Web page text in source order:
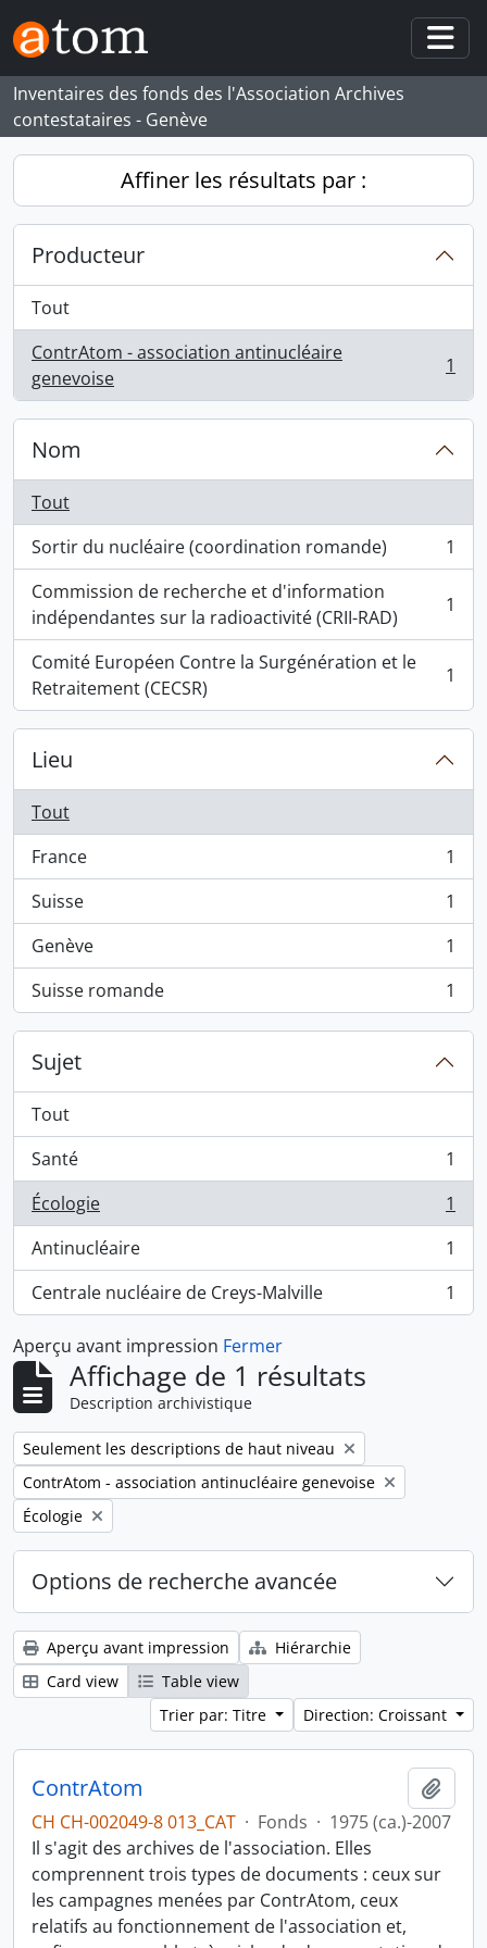
Skip to main content
Inventaires des fonds des l'Association Archives
contestataires - Genève
Affiner les résultats par :
Producteur
Tout
ContrAtom - association antinucléaire
genevoise
, 1 résultats 1
Nom
Tout
Sortir du nucléaire (coordination romande)
, 1 résultats
1
Commission de recherche et d'information
indépendantes sur la radioactivité (CRII-RAD)
, 1 résultats 1
Comité Européen Contre la Surgénération et le
Retraitement (CECSR)
, 1 résultats 1
Lieu
Tout
France
, 1 résultats
1
Suisse
, 1 résultats
1
Genève
, 1 résultats
1
Suisse romande
, 1 résultats 1
Sujet
Tout
Santé
, 1 résultats
1
Écologie
, 1 résultats
1
Antinucléaire
, 1 résultats
1
Centrale nucléaire de Creys-Malville
, 1 résultats 1
Aperçu avant impression Fermer
Affichage de 1 résultats
Description archivistique
Remove filter:
Seulement les descriptions de haut niveau
Remove filter:
ContrAtom - association antinucléaire genevoise
Remove filter:
Écologie
Options de recherche avancée
Aperçu avant impression
Hiérarchie
Card view
Table view
Trier par: Titre
Direction: Croissant
ContrAtom
CH CH-002049-8 013_CAT · Fonds · 1975 (ca.)-2007
Il s'agit des archives de l'association. Elles
comprennent trois types de documents : ceux sur
les campagnes menées par ContrAtom, ceux
relatifs au fonctionnement de l'association et,